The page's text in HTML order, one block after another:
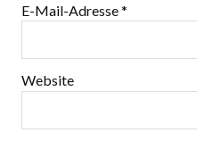
E-Mail-Adresse*
Website